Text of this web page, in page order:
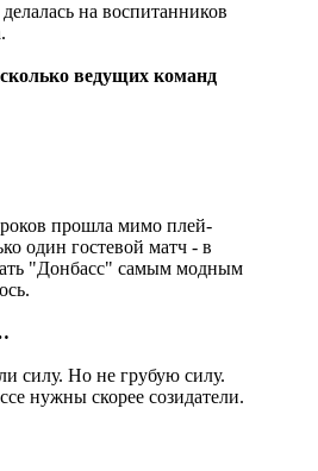
на воспитанников
ведущих команд
прошла мимо плей-
один гостевой матч - в
"Донбасс" самым модным
силу. Но не грубую силу.
нужны скорее созидатели.